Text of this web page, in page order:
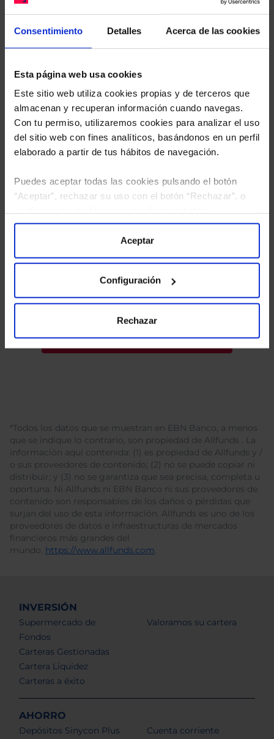
Consentimiento Detalles Acerca de las cookies
Esta página web usa cookies
Este sitio web utiliza cookies propias y de terceros que
almacenan y recuperan información cuando navegas.
Con tu permiso, utilizaremos cookies para analizar el uso
del sitio web con fines analíticos, basándonos en un perfil
elaborado a partir de tus hábitos de navegación.
Puedes aceptar todas las cookies pulsando el botón
“Aceptar”, rechazar su uso con el botón “Rechazar”, o
“Configuración”. Consulta nuestraPolítica
para más información.
Aceptar
Configuración
Rechazar
sus Fondos y nuestros expertos le enviarán un
estudio gratuito de sus alternativas de Clases
He leídola política de privacidady consiento el
*Todos los datos que se muestran en EBN Banco, a menos
que se indique lo contrario, son propiedad de Allfunds . La
información aquí contenida: (1) es propiedad de Allfunds y /
o sus proveedores de contenido; (2) no se puede copiar ni
distribuir; y (3) no se garantiza que sea precisa, completa u
oportuna. Ni Allfunds ni EBN Banco ni sus proveedores de
contenido son responsables de los daños o pérdidas que
surjan del uso de esta información. Allfunds es uno de los
proveedores de datos e infraestructuras de mercados
financieros más grandes del
mundo. https://www.allfunds.com.
INVERSIÓN
Supermercado de
Fondos
Carteras Gestionadas
Cartera Liquidez
Carteras a éxito
Valoramos su cartera
AHORRO
Depósitos Sinycon Plus
Cuenta corriente